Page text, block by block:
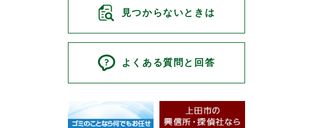
見つからないときは
よくある質問と回答